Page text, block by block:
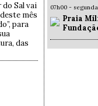
do Sal vai
mês
para
das
07h00 -
Praia